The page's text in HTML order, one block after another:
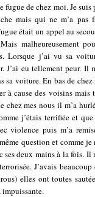
fugue de chez moi. Je suis
mais qui ne m’a pas
était un appel au
malheureusement
Lorsque j’ai vu sa
J’ai eu tellement peur. Il
sa voiture. En bas de
à cause des voisins mais
chez mes nous il m’a
j’étais terrifiée et
violence puis m’a
question et comme je
ses deux mains à la fois. Il
J’avais
elles ont toutes
impuissante.